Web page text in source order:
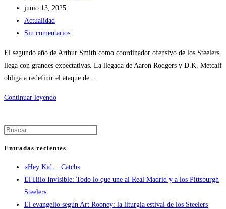
junio 13, 2025
Actualidad
Sin comentarios
El segundo año de Arthur Smith como coordinador ofensivo de los Steelers
llega con grandes expectativas. La llegada de Aaron Rodgers y D.K. Metcalf
obliga a redefinir el ataque de…
Continuar leyendo
Entradas recientes
«Hey Kid… Catch»
El Hilo Invisible: Todo lo que une al Real Madrid y a los Pittsburgh
Steelers
El evangelio según Art Rooney: la liturgia estival de los Steelers